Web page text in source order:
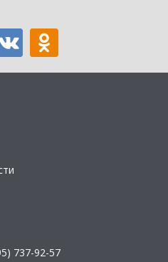
737-92-57